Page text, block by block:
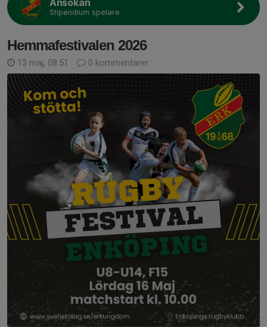
Stipendium spelare
Hemmafestivalen 2026
13 maj, 08:51 0 kommentarer